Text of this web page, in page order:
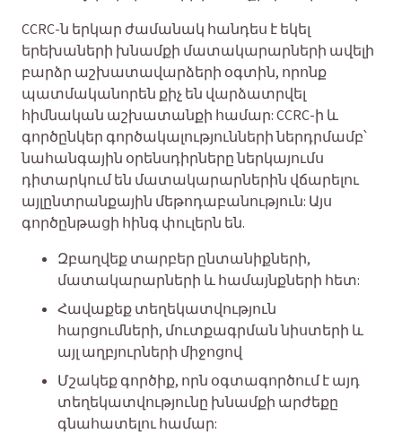
CCRC-ն երկար ժամանակ հանդես է եկել
երեխաների խնամքի մատակարարների ավելի
բարձր աշխատավարձերի օգտին, որոնք
պատմականորեն քիչ են վարձատրվել
հիմնական աշխատանքի համար: CCRC-ի և
գործընկեր գործակալությունների ներդրմամբ՝
նահանգային օրենսդիրները ներկայումս
դիտարկում են մատակարարներին վճարելու
այլընտրանքային մեթոդաբանություն: Այս
գործընթացի հինգ փուլերն են.
Զբաղվեք տարբեր ընտանիքների,
մատակարարների և համայնքների հետ:
Հավաքեք տեղեկատվություն
հարցումների, մուտքագրման նիստերի և
այլ աղբյուրների միջոցով
Մշակեք գործիք, որն օգտագործում է այդ
տեղեկատվությունը խնամքի արժեքը
գնահատելու համար: